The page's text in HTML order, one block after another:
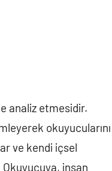
analiz etmesidir.
okuyucularını
ve kendi içsel
insan